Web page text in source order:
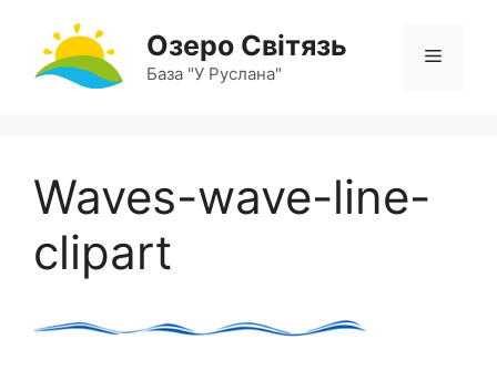
вмісту
Озеро Світязь
База "У Руслана"
Меню
Waves-wave-line-
clipart